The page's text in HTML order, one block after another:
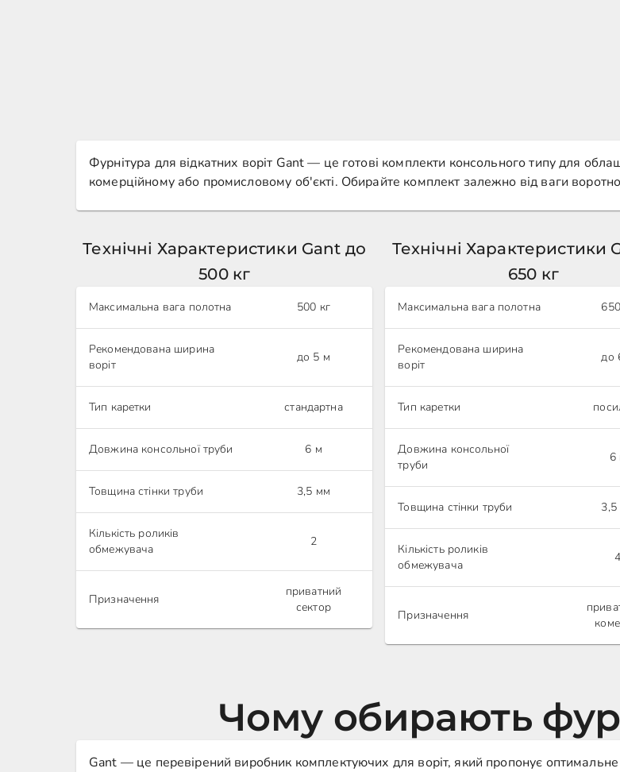
Фурнітура для відкатних воріт Gant — це готові комплекти консольного типу для
комерційному або промисловому об'єкті. Обирайте комплект залежно від ваги
Технічні Характеристики Gant до
500 кг
Максимальна вага полотна 500 кг
Рекомендована ширина
воріт
до 5 м
Тип каретки стандартна
Довжина консольної труби 6 м
Товщина стінки труби 3,5 мм
Кількість роликів
обмежувача
2
Призначення
приватний
сектор
Технічні Характеристики
650 кг
Максимальна вага полотна
Рекомендована ширина
воріт
до
Тип каретки
Довжина консольної
труби
6
Товщина стінки труби
Кількість роликів
обмежувача
4
Призначення
Чому обирають
Gant — це перевірений виробник комплектуючих для воріт, який пропонує